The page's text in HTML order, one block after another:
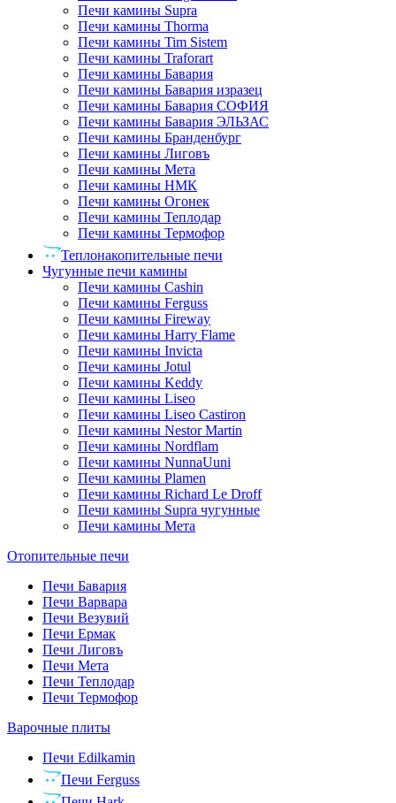
Печи камины Supra
Печи камины Thorma
Печи камины Tim Sistem
Печи камины Traforart
Печи камины Бавария
Печи камины Бавария изразец
Печи камины Бавария СОФИЯ
Печи камины Бавария ЭЛЬЗАС
Печи камины Бранденбург
Печи камины Лиговъ
Печи камины Мета
Печи камины НМК
Печи камины Огонек
Печи камины Теплодар
Печи камины Термофор
Теплонакопительные печи
Чугунные печи камины
Печи камины Cashin
Печи камины Ferguss
Печи камины Fireway
Печи камины Harry Flame
Печи камины Invicta
Печи камины Jotul
Печи камины Keddy
Печи камины Liseo
Печи камины Liseo Castiron
Печи камины Nestor Martin
Печи камины Nordflam
Печи камины NunnaUuni
Печи камины Plamen
Печи камины Richard Le Droff
Печи камины Supra чугунные
Печи камины Мета
Отопительные печи
Печи Бавария
Печи Варвара
Печи Везувий
Печи Ермак
Печи Лиговъ
Печи Мета
Печи Теплодар
Печи Термофор
Варочные плиты
Печи Edilkamin
Печи Ferguss